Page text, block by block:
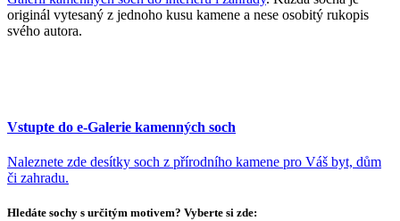
originál vytesaný z jednoho kusu kamene a nese osobitý rukopis
svého autora.
Vstupte do e-Galerie kamenných soch
Naleznete zde desítky soch z přírodního kamene pro Váš byt, dům
či zahradu.
Hledáte sochy s určitým motivem? Vyberte si zde: